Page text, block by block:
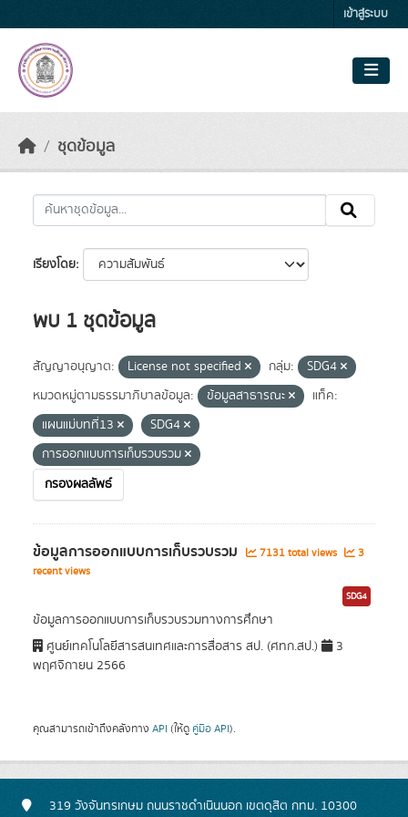
เข้าสู่ระบบ
ชุดข้อมูล
เรียงโดย
พบ 1 ชุดข้อมูล
สัญญาอนุญาต: License not specified กลุ่ม:
SDG4
หมวดหมู่ตามธรรมาภิบาลข้อมูล:
ข้อมูลสาธารณะ
แท็ค:
แผนแม่บทที่13
SDG4
การออกแบบการเก็บรวบรวม
กรองผลลัพธ์
ข้อมูลการออกแบบการเก็บรวบรวม 7131 total views
3
recent views
SDG4
ข้อมูลการออกแบบการเก็บรวบรวมทางการศึกษา
ศูนย์เทคโนโลยีสารสนเทศและการสื่อสาร สป. (ศทก.สป.)
3
พฤศจิกายน 2566
คุณสามารถเข้าถึงคลังทาง API (ให้ดู คู่มือ API).
319 วังจันทรเกษม ถนนราชดำเนินนอก เขตดุสิต กทม. 10300